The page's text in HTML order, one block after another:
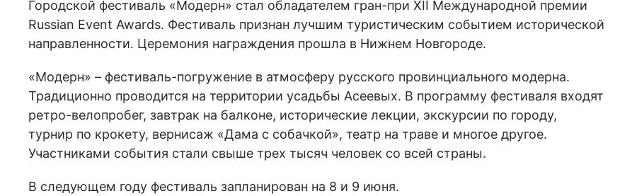
Городской фестиваль «Модерн» стал обладателем гран-при XII Международной премии
Russian Event Awards. Фестиваль признан лучшим туристическим событием исторической
направленности. Церемония награждения прошла в Нижнем Новгороде.
«Модерн» – фестиваль-погружение в атмосферу русского провинциального модерна.
Традиционно проводится на территории усадьбы Асеевых. В программу фестиваля входят
ретро-велопробег, завтрак на балконе, исторические лекции, экскурсии по городу,
турнир по крокету, вернисаж «Дама с собачкой», театр на траве и многое другое.
Участниками события стали свыше трех тысяч человек со всей страны.
В следующем году фестиваль запланирован на 8 и 9 июня.